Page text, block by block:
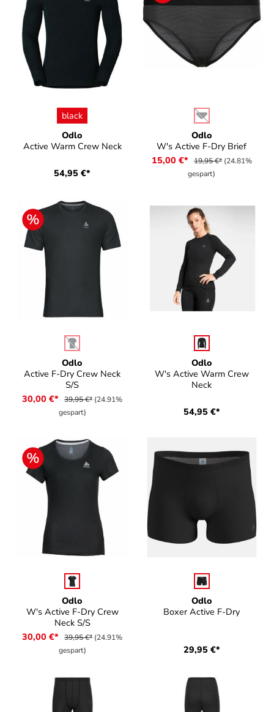
Odlo
Active Warm Crew Neck
auswählen
black
54,95 €*
Odlo
W's Active F-Dry Brief
auswählen
(Diese Option ist
15,00 €* 19,95 €* (24.81%
gespart)
Odlo
Active F-Dry Crew Neck
S/S
auswählen
(Diese Option ist zurzeit nicht verfügbar.)
30,00 €* 39,95 €* (24.91%
gespart)
Odlo
W's Active Warm Crew
Neck
auswählen
54,95 €*
Odlo
W's Active F-Dry Crew
Neck S/S
auswählen
30,00 €* 39,95 €* (24.91%
gespart)
Odlo
Boxer Active F-Dry
auswählen
29,95 €*